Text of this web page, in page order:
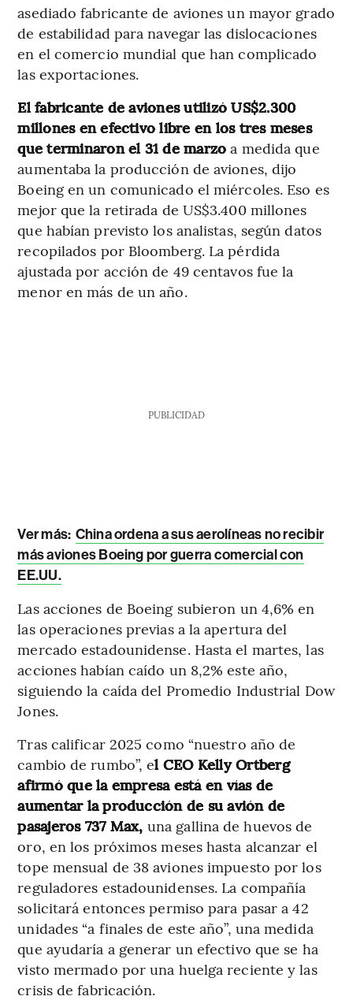
asediado fabricante de aviones un mayor grado
de estabilidad para navegar las dislocaciones
en el comercio mundial que han complicado
las exportaciones.
El fabricante de aviones utilizó US$2.300
millones en efectivo libre en los tres meses
que terminaron el 31 de marzo a medida que
aumentaba la producción de aviones, dijo
Boeing en un comunicado el miércoles. Eso es
mejor que la retirada de US$3.400 millones
que habían previsto los analistas, según datos
recopilados por Bloomberg. La pérdida
ajustada por acción de 49 centavos fue la
menor en más de un año.
PUBLICIDAD
Ver más: China ordena a sus aerolíneas no recibir
más aviones Boeing por guerra comercial con
EE.UU.
Las acciones de Boeing subieron un 4,6% en
las operaciones previas a la apertura del
mercado estadounidense. Hasta el martes, las
acciones habían caído un 8,2% este año,
siguiendo la caída del Promedio Industrial Dow
Jones.
Tras calificar 2025 como “nuestro año de
cambio de rumbo”, el CEO Kelly Ortberg
afirmó que la empresa está en vías de
aumentar la producción de su avión de
pasajeros 737 Max, una gallina de huevos de
oro, en los próximos meses hasta alcanzar el
tope mensual de 38 aviones impuesto por los
reguladores estadounidenses. La compañía
solicitará entonces permiso para pasar a 42
unidades “a finales de este año”, una medida
que ayudaría a generar un efectivo que se ha
visto mermado por una huelga reciente y las
crisis de fabricación.